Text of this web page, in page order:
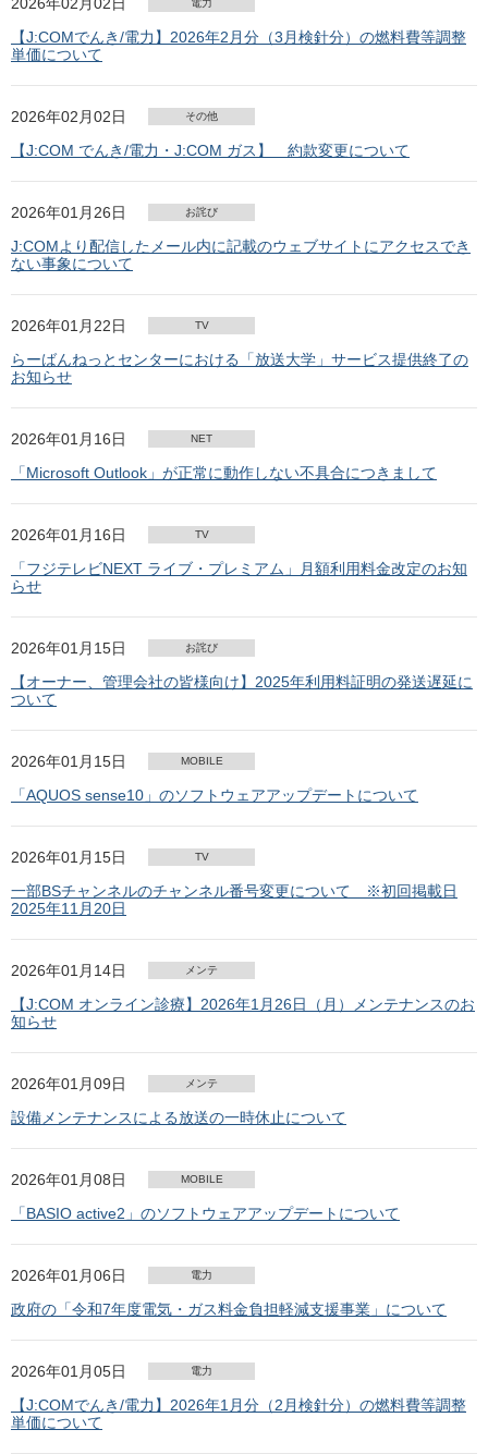
電力
【J:COMでんき/電力】2026年2月分（3月検針分）の燃料費等調整
単価について
2026年02月02日 その他
【J:COM でんき/電力・J:COM ガス】 約款変更について
2026年01月26日 お詫び
J:COMより配信したメール内に記載のウェブサイトにアクセスでき
ない事象について
2026年01月22日 TV
らーばんねっとセンターにおける「放送大学」サービス提供終了の
お知らせ
2026年01月16日 NET
「Microsoft Outlook」が正常に動作しない不具合につきまして
2026年01月16日 TV
「フジテレビNEXT ライブ・プレミアム」月額利用料金改定のお知
らせ
2026年01月15日 お詫び
【オーナー、管理会社の皆様向け】2025年利用料証明の発送遅延に
ついて
2026年01月15日 MOBILE
「AQUOS sense10」のソフトウェアアップデートについて
2026年01月15日 TV
一部BSチャンネルのチャンネル番号変更について ※初回掲載日
2025年11月20日
2026年01月14日 メンテ
【J:COM オンライン診療】2026年1月26日（月）メンテナンスのお
知らせ
2026年01月09日 メンテ
設備メンテナンスによる放送の一時休止について
2026年01月08日 MOBILE
「BASIO active2」のソフトウェアアップデートについて
2026年01月06日 電力
政府の「令和7年度電気・ガス料金負担軽減支援事業」について
2026年01月05日 電力
【J:COMでんき/電力】2026年1月分（2月検針分）の燃料費等調整
単価について